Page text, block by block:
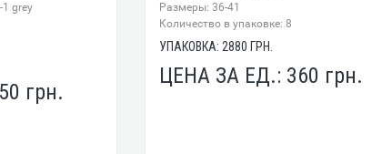
grey
грн.
Размеры: 36-41
Количество в упаковке: 8
УПАКОВКА: 2880 ГРН.
ЦЕНА ЗА ЕД.: 360 грн.